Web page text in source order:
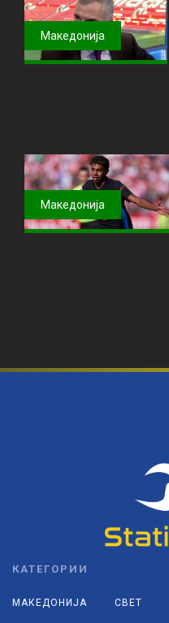
Македонија
Македонија
КАТЕГОРИИ
МАКЕДОНИЈА СВЕТ